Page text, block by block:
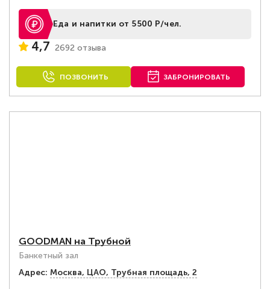
Еда и напитки от 5500 Р/чел.
4,7 2692 отзыва
ПОЗВОНИТЬ ЗАБРОНИРОВАТЬ
GOODMAN на Трубной
Банкетный зал
Адрес: Москва, ЦАО, Трубная площадь, 2